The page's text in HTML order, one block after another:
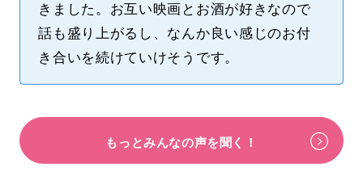
きました。お互い映画とお酒が好きなので
話も盛り上がるし、なんか良い感じのお付
き合いを続けていけそうです。
もっとみんなの声を聞く！